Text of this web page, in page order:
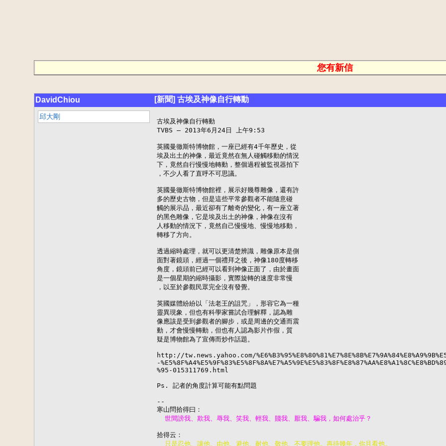
您有新信
DavidChiou [新聞] 古埃及神像自行轉動
邱大剛
古埃及神像自行轉動
TVBS – 2013年6月24日 上午9:53
英國曼徹斯特博物館，一座已經有4千年歷史，從
埃及出土的神像，最近竟然在無人碰觸移動的情況
下，竟然自行慢慢地轉動，整個過程被監視器拍下
，不少人看了直呼不可思議。
英國曼徹斯特博物館裡，展示好幾尊雕像，還有許
多的歷史古物，但是這些平常參觀者不能隨意碰
觸的展示品，最近卻有了離奇的變化，有一座立著
的黑色雕像，它是埃及出土的神像，神像在沒有
人移動的情況下，竟然自己慢慢地、慢慢地移動，
轉移了方向。
透過縮時處理，就可以更清楚辨識，雕像原本是側
面對著鏡頭，經過一個禮拜之後，神像180度轉移
角度，鏡頭前已經可以看到神像正面了，由於畫面
是一個星期的縮時攝影，實際旋轉的速度非常慢
，以至於參觀民眾完全沒有發覺。
英國媒體紛紛以「法老王的詛咒」，形容它為一種
靈異現象，但也有科學家嘗試合理解釋，認為雕
像應該是受到參觀者的腳步，或是周邊的交通而震
動，才會慢慢轉動，但也有人認為影片作假，質
疑是博物館為了宣傳而炒作話題。
http://tw.news.yahoo.com/
-
%95-015311769.html
Ps. 記者的角度計算可能有點問題
--